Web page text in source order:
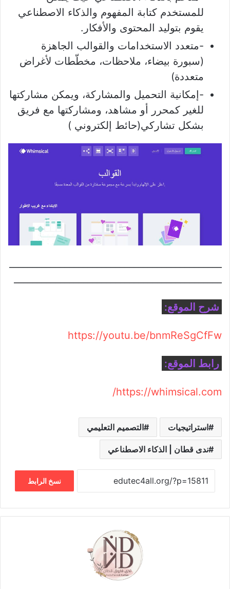
للمستخدم كتابة المفهوم والذكاء الاصطناعي
يقوم بتوليد المحتوى والأفكار.
-متعدد الاستخدامات والقوالب الجاهزة
(سبورة بيضاء، ملاحظات، مخطّطات لأغراض
متعددة)
-إمكانية التحميل والمشاركة، ويمكن مشاركتها
للغير كمحرر أو مشاهد، ومشاركتها مع فريق
بشكل تشاركي(حائط إلكتروني )
شرح الموقع:
https://youtu.be/bnmReSgCfFw
رابط الموقع:
https://whimsical.com/
استراتيجيات التصميم التعليمي
ندى قطان | الذكاء الاصطناعي
نسخ الرابط